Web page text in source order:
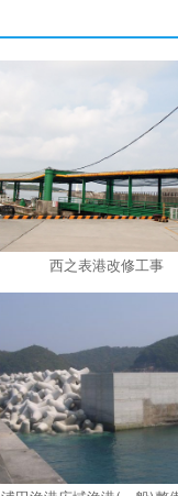
西之表港改修工事